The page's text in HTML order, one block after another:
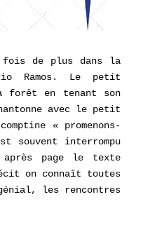
de plus dans la
Ramos. Lepetit
forêt en tenant son
avec le petit
« promenons-
souvent interrompu
après page le texte
on connaît toutes
les rencontres